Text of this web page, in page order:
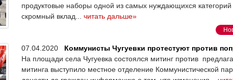
продуктовые наборы одной из самых нуждающихся
скромный вклад... читать дальше»
07.04.2020 Коммунисты Чугуевки протестуют против
На площади села Чугуевка состоялся митинг против
митинга выступило местное отделение Коммунистической